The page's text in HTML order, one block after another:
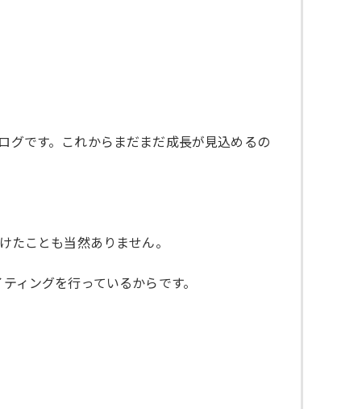
グです。これからまだまだ成長が見込めるの
ことも当然ありません。
ィングを行っているからです。